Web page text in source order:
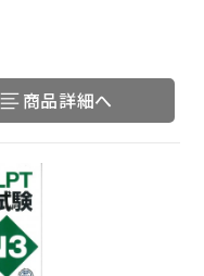
商品詳細へ